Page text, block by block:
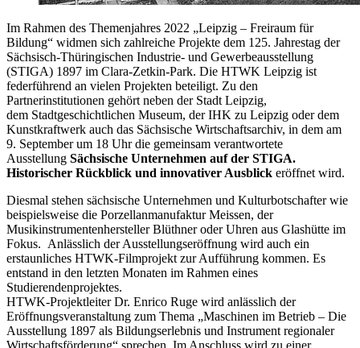
Im Rahmen des Themenjahres 2022 „Leipzig – Freiraum für
Bildung“ widmen sich zahlreiche Projekte dem 125. Jahrestag der
Sächsisch-Thüringischen Industrie- und Gewerbeausstellung
(STIGA) 1897 im Clara-Zetkin-Park. Die HTWK Leipzig ist
federführend an vielen Projekten beteiligt. Zu den
Partnerinstitutionen gehört neben der Stadt Leipzig,
dem Stadtgeschichtlichen Museum, der IHK zu Leipzig oder dem
Kunstkraftwerk auch das Sächsische Wirtschaftsarchiv, in dem am
9. September um 18 Uhr die gemeinsam verantwortete
Ausstellung Sächsische Unternehmen auf der STIGA.
Historischer Rückblick und innovativer Ausblick eröffnet wird.
Diesmal stehen sächsische Unternehmen und Kulturbotschafter wie
beispielsweise die Porzellanmanufaktur Meissen, der
Musikinstrumentenhersteller Blüthner oder Uhren aus Glashütte im
Fokus. Anlässlich der Ausstellungseröffnung wird auch ein
erstaunliches HTWK-Filmprojekt zur Aufführung kommen. Es
entstand in den letzten Monaten im Rahmen eines
Studierendenprojektes.
HTWK-Projektleiter Dr. Enrico Ruge wird anlässlich der
Eröffnungsveranstaltung zum Thema „Maschinen im Betrieb – Die
Ausstellung 1897 als Bildungserlebnis und Instrument regionaler